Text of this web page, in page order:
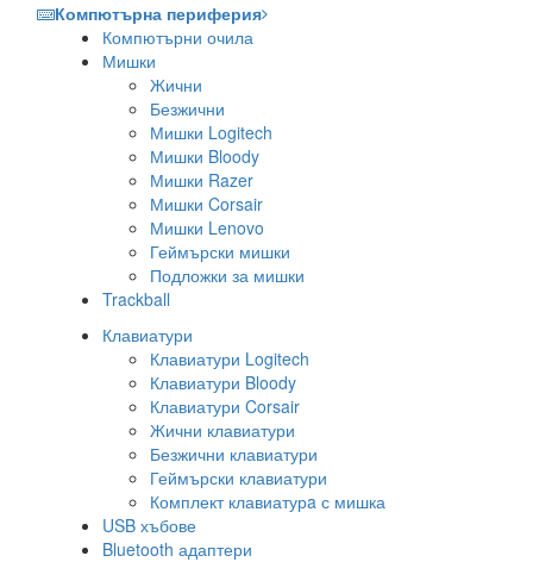
Компютърна периферия
Компютърни очила
Мишки
Жични
Безжични
Мишки Logitech
Мишки Bloody
Мишки Razer
Мишки Corsair
Мишки Lenovo
Геймърски мишки
Подложки за мишки
Trackball
Клавиатури
Клавиатури Logitech
Клавиатури Bloody
Клавиатури Corsair
Жични клавиатури
Безжични клавиатури
Геймърски клавиатури
Комплект клавиатурa с мишка
USB хъбове
Bluetooth адаптери